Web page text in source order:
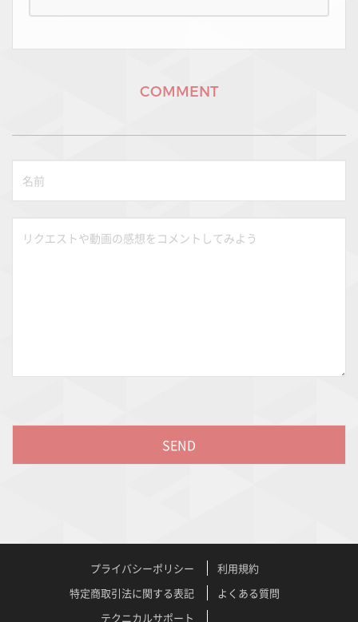
COMMENT
プライバシーポリシー
利用規約
特定商取引法に関する表記
よくある質問
テクニカルサポート